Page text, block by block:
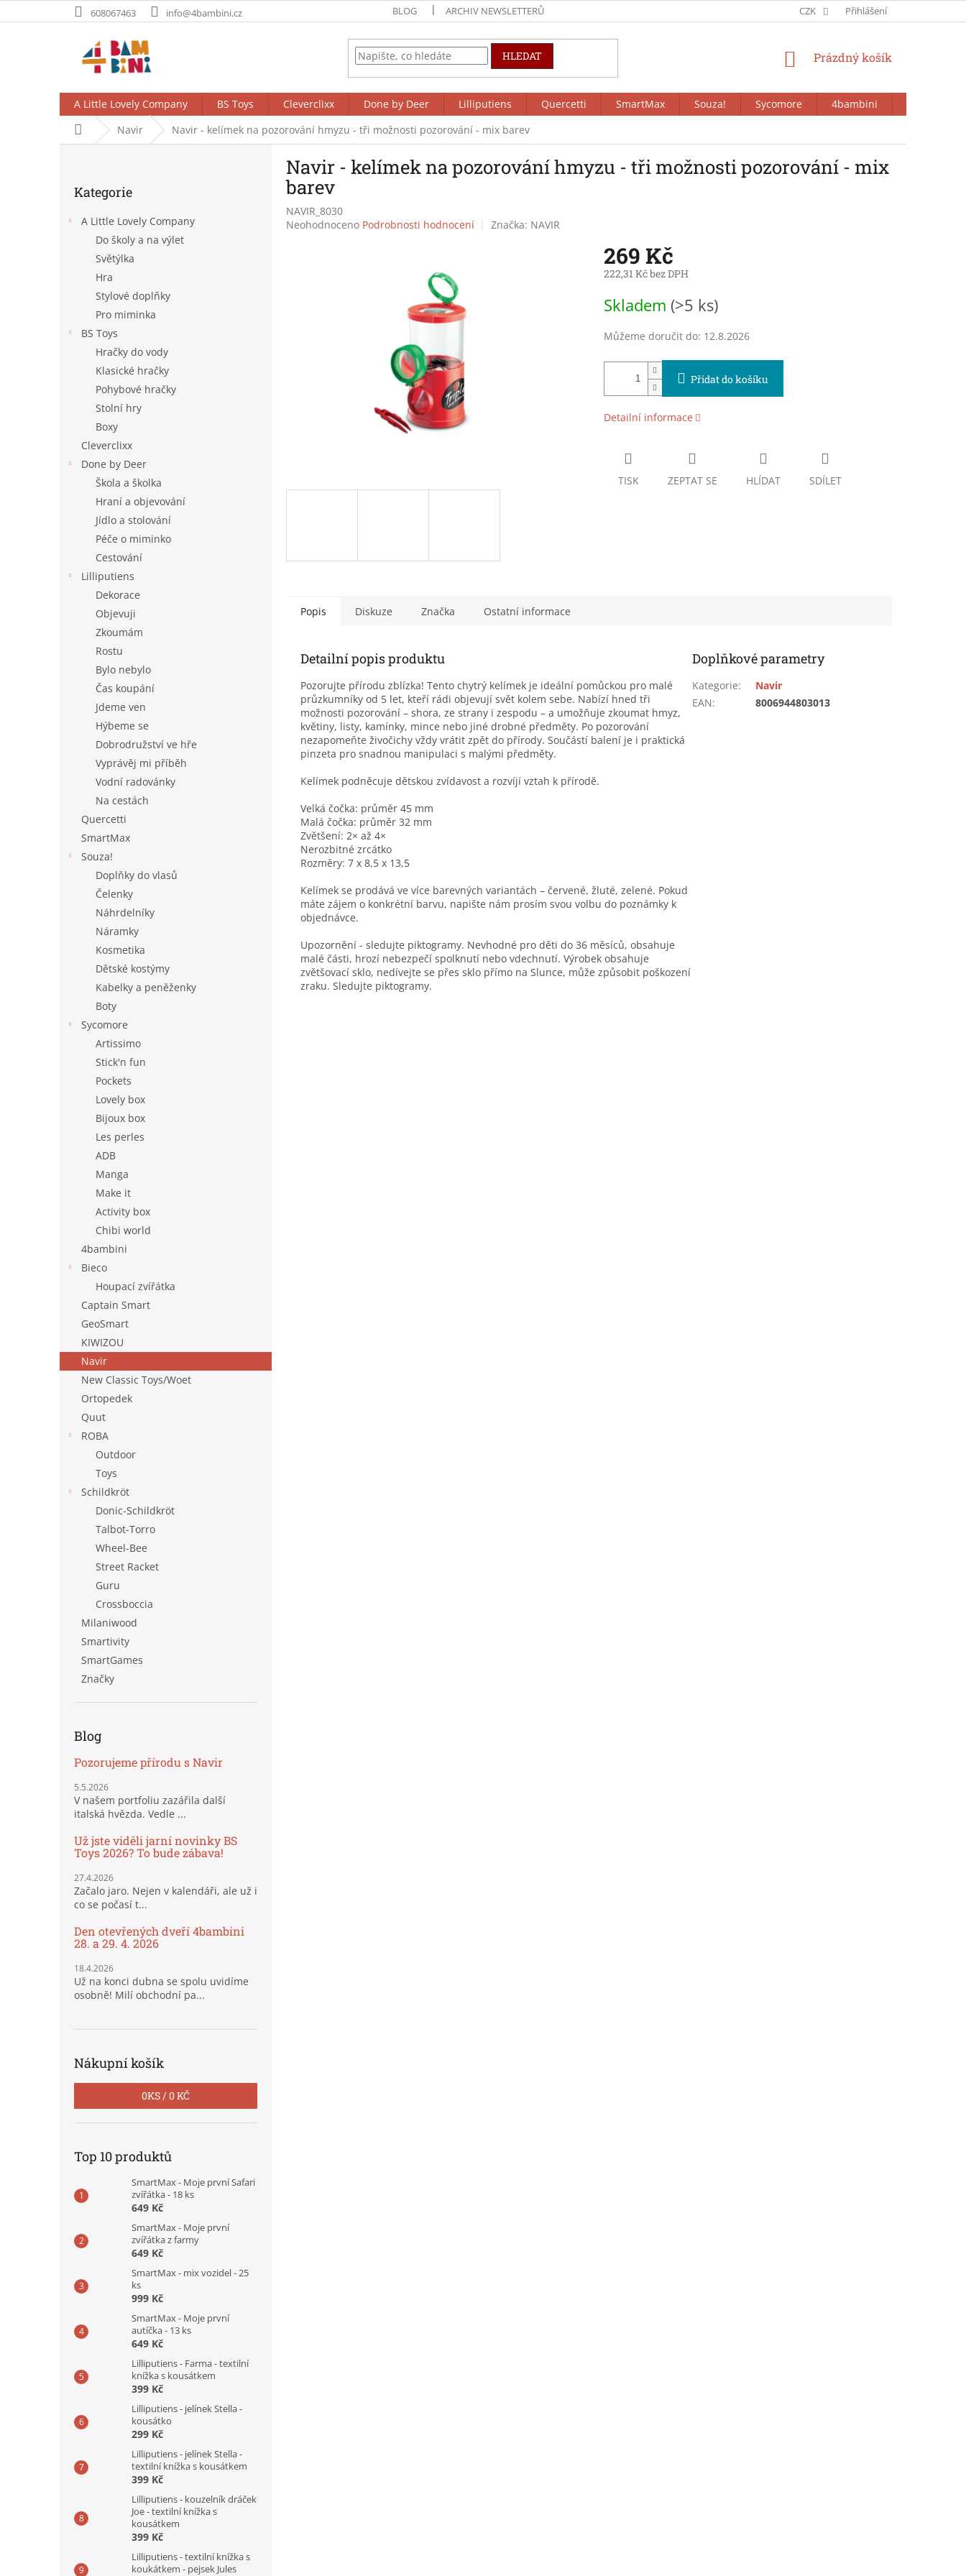
na
608067463 info@4bambini.cz BLOG ARCHIV NEWSLETTERŮ CZK Přihlášení
HLEDAT
NÁKUPNÍ
Prázdný košík
A Little Lovely Company BS Toys Cleverclixx Done by Deer Lilliputiens Quercetti SmartMax Souza! Sycomore 4bambini
Domů Navir Navir - kelímek na pozorování hmyzu - tři možnosti pozorování - mix barev
kategorie
Kategorie
A Little Lovely Company
Do školy a na výlet
Světýlka
Hra
Stylové doplňky
Pro miminka
BS Toys
Hračky do vody
Klasické hračky
Pohybové hračky
Stolní hry
Boxy
Cleverclixx
Done by Deer
Škola a školka
Hraní a objevování
Jídlo a stolování
Péče o miminko
Cestování
Lilliputiens
Dekorace
Objevuji
Zkoumám
Rostu
Bylo nebylo
Čas koupání
Jdeme ven
Hýbeme se
Dobrodružství ve hře
Vyprávěj mi příběh
Vodní radovánky
Na cestách
Quercetti
SmartMax
Souza!
Doplňky do vlasů
Čelenky
Náhrdelníky
Náramky
Kosmetika
Dětské kostýmy
Kabelky a peněženky
Boty
Sycomore
Artissimo
Stick'n fun
Pockets
Lovely box
Bijoux box
Les perles
ADB
Manga
Make it
Activity box
Chibi world
4bambini
Bieco
Houpací zvířátka
Captain Smart
GeoSmart
KIWIZOU
Navir
New Classic Toys/Woet
Ortopedek
Quut
ROBA
Outdoor
Toys
Schildkröt
Donic-Schildkröt
Talbot-Torro
Wheel-Bee
Street Racket
Guru
Crossboccia
Milaniwood
Smartivity
SmartGames
Značky
Blog
Pozorujeme přírodu s Navir
5.5.2026
V našem portfoliu zazářila další
italská hvězda. Vedle ...
Už jste viděli jarní novinky BS
Toys 2026? To bude zábava!
27.4.2026
Začalo jaro. Nejen v kalendáři, ale už i
co se počasí t...
Den otevřených dveří 4bambini
28. a 29. 4. 2026
18.4.2026
Už na konci dubna se spolu uvidíme
osobně! Milí obchodní pa...
Nákupní košík
0KS / 0 KČ
Top 10 produktů
SmartMax - Moje první Safari
zvířátka - 18 ks
649 Kč
SmartMax - Moje první
zvířátka z farmy
649 Kč
SmartMax - mix vozidel - 25
ks
999 Kč
SmartMax - Moje první
autíčka - 13 ks
649 Kč
Lilliputiens - Farma - textilní
knížka s kousátkem
399 Kč
Lilliputiens - jelínek Stella -
kousátko
299 Kč
Lilliputiens - jelínek Stella -
textilní knížka s kousátkem
399 Kč
Lilliputiens - kouzelník dráček
Joe - textilní knížka s
kousátkem
399 Kč
Lilliputiens - textilní knížka s
koukátkem - pejsek Jules
Navir - kelímek na pozorování hmyzu - tři možnosti pozorování - mix
barev
NAVIR_8030
Průměrné
Neohodnoceno Podrobnosti hodnocení Značka: NAVIR
269 Kč
222,31 Kč bez DPH
cena:
Skladem (>5 ks)
Můžeme doručit do: 12.8.2026
Přidat do košíku
Detailní informace
TISK ZEPTAT SE HLÍDAT SDÍLET
Popis Diskuze Značka Ostatní informace
Detailní popis produktu
Pozorujte přírodu zblízka! Tento chytrý kelímek je ideální pomůckou pro malé
průzkumníky od 5 let, kteří rádi objevují svět kolem sebe. Nabízí hned tři
možnosti pozorování – shora, ze strany i zespodu – a umožňuje zkoumat hmyz,
květiny, listy, kamínky, mince nebo jiné drobné předměty. Po pozorování
nezapomeňte živočichy vždy vrátit zpět do přírody. Součástí balení je i praktická
pinzeta pro snadnou manipulaci s malými předměty.
Kelímek podněcuje dětskou zvídavost a rozvíjí vztah k přírodě.
Velká čočka: průměr 45 mm
Malá čočka: průměr 32 mm
Zvětšení: 2× až 4×
Nerozbitné zrcátko
Rozměry: 7 x 8,5 x 13,5
Kelímek se prodává ve více barevných variantách – červené, žluté, zelené. Pokud
máte zájem o konkrétní barvu, napište nám prosím svou volbu do poznámky k
objednávce.
Upozornění - sledujte piktogramy. Nevhodné pro děti do 36 měsíců, obsahuje
malé části, hrozí nebezpečí spolknutí nebo vdechnutí. Výrobek obsahuje
zvětšovací sklo, nedívejte se přes sklo přímo na Slunce, může způsobit poškození
zraku. Sledujte piktogramy.
Doplňkové parametry
Kategorie:
Navir
EAN: 8006944803013